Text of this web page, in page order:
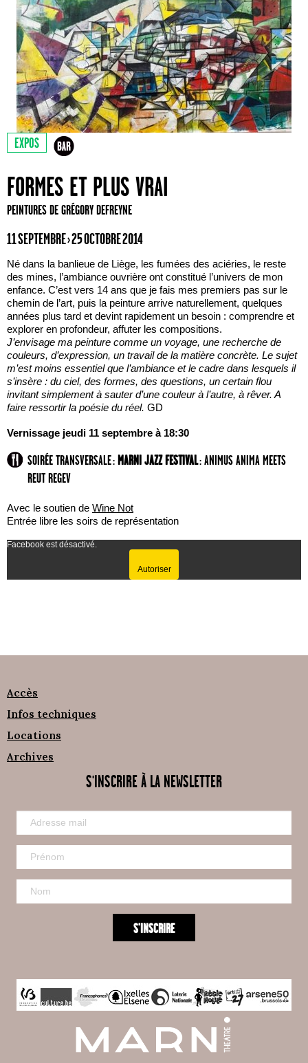
EXPOS
FORMES ET PLUS VRAI
PEINTURES DE GRÉGORY DEFREYNE
11 SEPTEMBRE › 25 OCTOBRE 2014
Né dans la banlieue de Liège, les fumées des aciéries, le reste
des mines, l’ambiance ouvrière ont constitué l’univers de mon
enfance. C’est vers 14 ans que je fais mes premiers pas sur le
chemin de l’art, puis la peinture arrive naturellement, quelques
années plus tard et devint rapidement un besoin : comprendre et
explorer en profondeur, affuter les compositions.
J’envisage ma peinture comme un voyage, une recherche de
couleurs, d’expression, un travail de la matière concrète. Le sujet
m’est moins essentiel que l’ambiance et le cadre dans lesquels il
s’insère : du ciel, des formes, des questions, un certain flou
invitant simplement à sauter d’une couleur à l’autre, à rêver. A
faire ressortir la poésie du réel. GD
Vernissage jeudi 11 septembre à 18:30
SOIRÉE TRANSVERSALE : MARNI JAZZ FESTIVAL: ANIMUS ANIMA MEETS
REUT REGEV
Avec le soutien de Wine Not
Entrée libre les soirs de représentation
Facebook est désactivé.
Autoriser
Accès
Infos techniques
Locations
Archives
S'INSCRIRE À LA NEWSLETTER